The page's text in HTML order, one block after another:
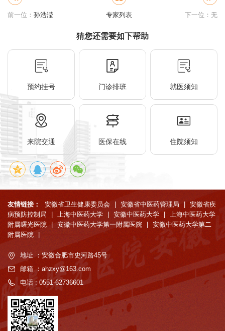
前一位： 孙浩滢 专家列表 下一位：无
猜您还需要如下帮助
预约挂号 门诊排班 就医须知
来院交通 医保在线 住院须知
友情链接： 安徽省卫生健康委员会 安徽省中医药管理局
安徽省疾
病预防控制局
上海中医药大学 安徽中医药大学
上海中医药大学
附属曙光医院
安徽中医药大学第一附属医院
安徽中医药大学第二
附属医院
地址 ：安徽合肥市史河路45号
邮箱 ：ahzxy@163.com
电话 : 0551-62736601